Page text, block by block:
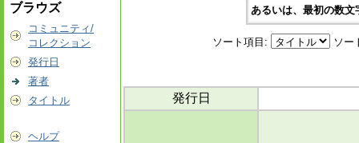
ブラウズ
コミュニティ/
コレクション
発行日
著者
タイトル
ヘルプ
あるいは、最初の数
ソート項目: ソー
発行日